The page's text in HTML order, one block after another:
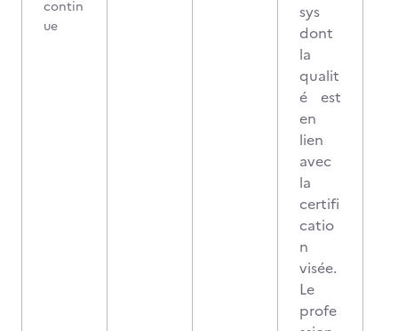
contin
ue
sys
dont
la
qualit
é est
en
lien
avec
la
certifi
catio
n
visée.
Le
profe